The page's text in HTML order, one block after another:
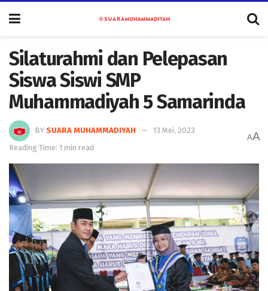
Silaturahmi dan Pelepasan
Siswa Siswi SMP
Muhammadiyah 5 Samarinda
BY SUARA MUHAMMADIYAH
13 Mei, 2023
Reading Time: 1 min read
AA